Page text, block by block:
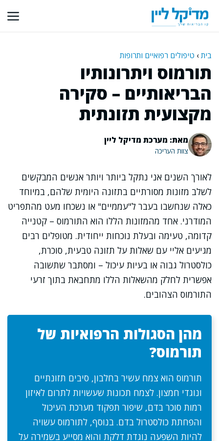
לתוכן
בית› טיפולים רפואיים ותרופות
תורמוס ויתרונותיו
הבריאותיים – סקירה
מקצועית תזונתית
מאת: מערכת מדיקל ליין
צוות העריכה
לאורך השנים אני נתקל ביותר ויותר אנשים המבקשים
לשלב מזונות מסורתיים בתזונה היומית שלהם, במיוחד
כאלה שנחשבו בעבר ל"עממיים" או נשכחו מעט מהתפריט
המודרני. אחד מהמזונות הללו הוא התורמוס – קטנייה
קדומה, טעימה ובעלת נוכחות ייחודית. מטופלים רבים
מגיעים אליי עם שאלות על תזונה טבעית, סוכרת,
כולסטרול גבוה או בעיות עיכול – ומסתבר שתשובה
אפשרית לחלק מהשאלות הללו מתחבאת בתוך זרעי
התורמוס הצהובים.
מהן הסגולות הרפואיות של
תורמוס?
תורמוס הוא צמח עשיר בחלבון, סיבים תזונתיים
ונוגדי חמצון. לצמח תכונות שעשויות לתרום לאיזון
רמות סוכר בדם, שיפור תפקוד מערכת העיכול
והפחתת כולסטרול בדם. בנוסף, לתורמוס עשויה
להיות השפעה נוגדת דלקת והוא מסייע בשמירה על